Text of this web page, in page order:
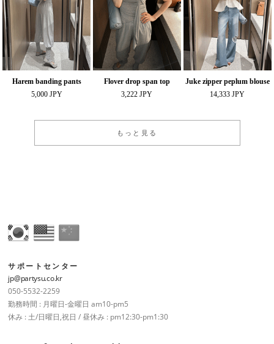
Harem banding pants
5,000 JPY
Flover drop span top
3,222 JPY
Juke zipper peplum blouse
14,333 JPY
もっと見る
サポートセンター
jp@partysu.co.kr
050-5532-2259
勤務時間 : 月曜日-金曜日 am10-pm5
休み : 土/日曜日,祝日 / 昼休み : pm12:30-pm1:30